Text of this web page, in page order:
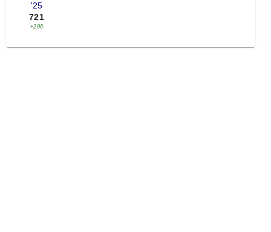
'25
721
+206